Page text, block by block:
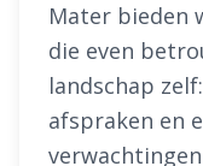
Mater bieden
die even
landschap
afspraken en